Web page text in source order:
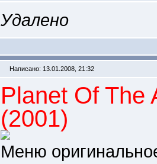
Удалено
Написано: 13.01.2008, 21:32
Planet Of The
(2001)
Меню